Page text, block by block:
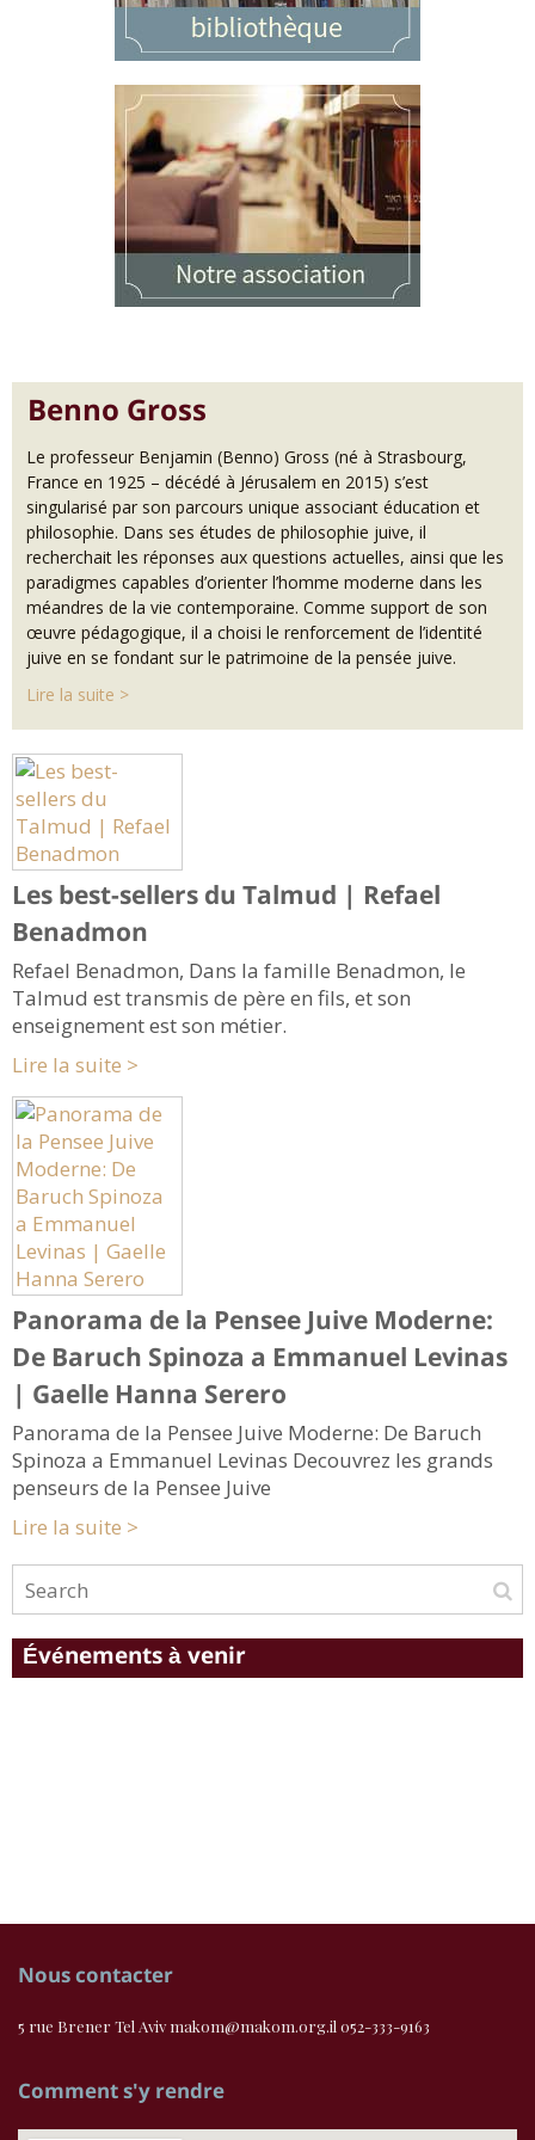
Benno Gross
Le professeur Benjamin (Benno) Gross (né à Strasbourg,
France en 1925 – décédé à Jérusalem en 2015) s’est
singularisé par son parcours unique associant éducation et
philosophie. Dans ses études de philosophie juive, il
recherchait les réponses aux questions actuelles, ainsi que les
paradigmes capables d’orienter l’homme moderne dans les
méandres de la vie contemporaine. Comme support de son
œuvre pédagogique, il a choisi le renforcement de l’identité
juive en se fondant sur le patrimoine de la pensée juive.
Lire la suite >
Les best-sellers du Talmud | Refael
Benadmon
Refael Benadmon, Dans la famille Benadmon, le
Talmud est transmis de père en fils, et son
enseignement est son métier.
Lire la suite >
Panorama de la Pensee Juive Moderne:
De Baruch Spinoza a Emmanuel Levinas
| Gaelle Hanna Serero
Panorama de la Pensee Juive Moderne: De Baruch
Spinoza a Emmanuel Levinas Decouvrez les grands
penseurs de la Pensee Juive
Lire la suite >
Événements à venir
Nous contacter
5 rue Brener Tel Aviv makom@makom.org.il 052-333-9163
Comment s'y rendre